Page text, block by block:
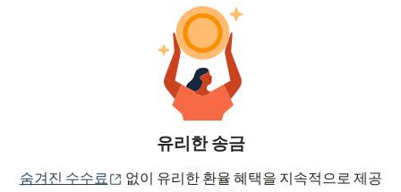
유리한 송금
숨겨진 수수료 (새 창에서 열림)
없이 유리한 환율 혜택을 지속적으로 제공